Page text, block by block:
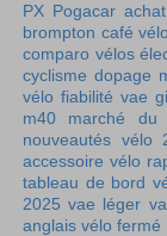
PX Pogacar
brompton café vélo
comparo vélos
cyclisme dopage
vélo fiabilité vae
m40
marché du
nouveautés vélo
accessoire vélo
tableau de bord
2025 vae léger
anglais vélo fermé